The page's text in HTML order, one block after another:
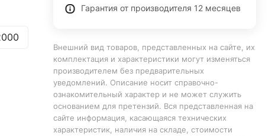
Гарантия от производителя 12 месяцев
Внешний вид товаров, представленных на сайте, их
комплектация и характеристики могут изменяться
производителем без предварительных
уведомлений. Описание носит справочно-
ознакомительный характер и не может служить
основанием для претензий. Вся представленная на
сайте информация, касающаяся технических
характеристик, наличия на складе, стоимости